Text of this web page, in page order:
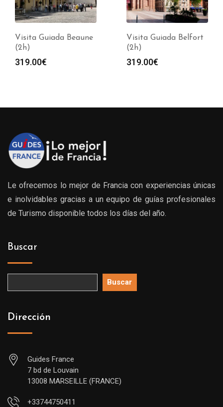
Visita Guiada Beaune
(2h)
319.00€
Visita Guiada Belfort
(2h)
319.00€
Le ofrecemos lo mejor de Francia con experiencias únicas
e inolvidables gracias a un equipo de guías profesionales
de Turismo disponible todos los días del año.
Buscar
Buscar
Dirección
Guides France
7 bd de Louvain
13008 MARSEILLE (FRANCE)
+33744750411